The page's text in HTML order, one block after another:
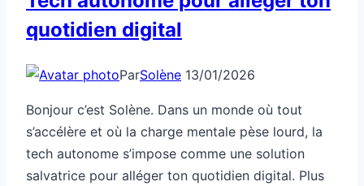
quotidien digital
ParSolène 13/01/2026
Bonjour c’est Solène. Dans un monde où tout
s’accélère et où la charge mentale pèse lourd, la
tech autonome s’impose comme une solution
salvatrice pour alléger ton quotidien digital. Plus